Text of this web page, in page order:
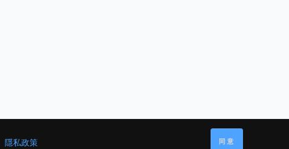
隱私政策 同意